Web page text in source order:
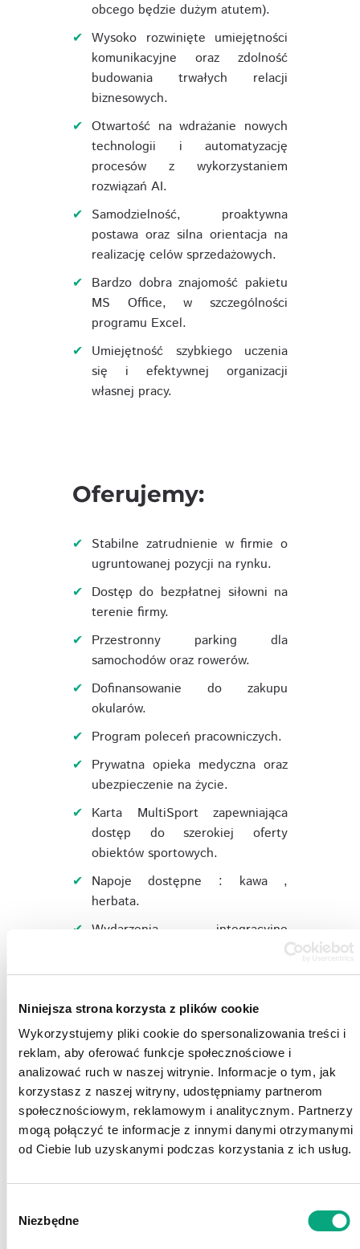
Niniejsza strona korzysta z plików cookie
Wykorzystujemy pliki cookie do spersonalizowania treści i
reklam, aby oferować funkcje społecznościowe i
analizować ruch w naszej witrynie. Informacje o tym, jak
korzystasz z naszej witryny, udostępniamy partnerom
społecznościowym, reklamowym i analitycznym. Partnerzy
mogą połączyć te informacje z innymi danymi otrzymanymi
od Ciebie lub uzyskanymi podczas korzystania z ich usług.
zgody
Niezbędne
obcego będzie dużym atutem).
Wysoko rozwinięte umiejętności
komunikacyjne oraz zdolność
budowania trwałych relacji
biznesowych.
Otwartość na wdrażanie nowych
technologii i automatyzację
procesów z wykorzystaniem
rozwiązań AI.
Samodzielność, proaktywna
postawa oraz silna orientacja na
realizację celów sprzedażowych.
Bardzo dobra znajomość pakietu
MS Office, w szczególności
programu Excel.
Umiejętność szybkiego uczenia
się i efektywnej organizacji
własnej pracy.
Oferujemy:
Stabilne zatrudnienie w firmie o
ugruntowanej pozycji na rynku.
Dostęp do bezpłatnej siłowni na
terenie firmy.
Przestronny parking dla
samochodów oraz rowerów.
Dofinansowanie do zakupu
okularów.
Program poleceń pracowniczych.
Prywatna opieka medyczna oraz
ubezpieczenie na życie.
Karta MultiSport zapewniająca
dostęp do szerokiej oferty
obiektów sportowych.
Napoje dostępne : kawa ,
herbata.
Wydarzenia integracyjne
wspierające budowanie relacji w
zespole.
Osoby spełniające wymagania
prosimy o przesłanie CV za pomocą
przyciskuAPLIKUJna dole
ogłoszenia.
W aplikacji prosimy zawrzeć klauzulę:
"Wyrażam zgodę na przetwarzanie moich
ofercie pracy dla potrzeb niezbędnych do
rekrutacji zgodnie z Rozporządzenia PE i